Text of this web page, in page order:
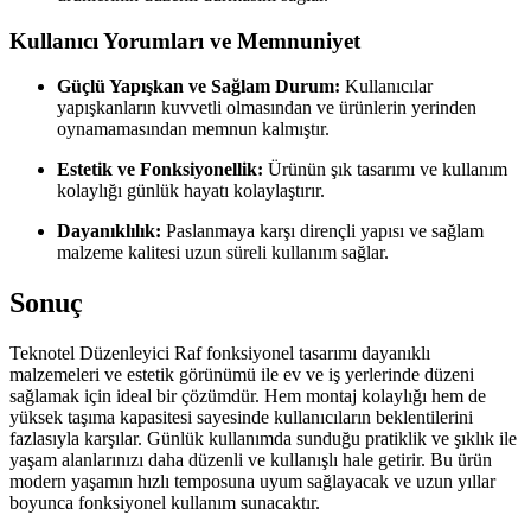
Kullanıcı Yorumları ve Memnuniyet
Güçlü Yapışkan ve Sağlam Durum: Kullanıcılar
yapışkanların kuvvetli olmasından ve ürünlerin yerinden
oynamamasından memnun kalmıştır.
Estetik ve Fonksiyonellik: Ürünün şık tasarımı ve kullanım
kolaylığı günlük hayatı kolaylaştırır.
Dayanıklılık: Paslanmaya karşı dirençli yapısı ve sağlam
malzeme kalitesi uzun süreli kullanım sağlar.
Sonuç
Teknotel Düzenleyici Raf fonksiyonel tasarımı dayanıklı
malzemeleri ve estetik görünümü ile ev ve iş yerlerinde düzeni
sağlamak için ideal bir çözümdür. Hem montaj kolaylığı hem de
yüksek taşıma kapasitesi sayesinde kullanıcıların beklentilerini
fazlasıyla karşılar. Günlük kullanımda sunduğu pratiklik ve şıklık ile
yaşam alanlarınızı daha düzenli ve kullanışlı hale getirir. Bu ürün
modern yaşamın hızlı temposuna uyum sağlayacak ve uzun yıllar
boyunca fonksiyonel kullanım sunacaktır.